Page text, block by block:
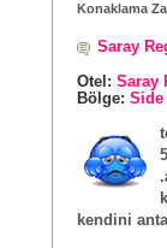
Konaklama
Saray
Otel: Saray
Bölge: Side
kendini